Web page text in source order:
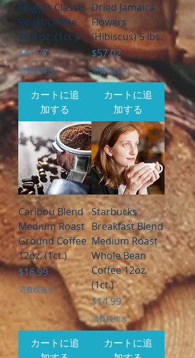
Folgers Classic
Roast Coffee
40.3 oz. (1ct )
価格
$41.77
消費税抜き
カートに追
加する
Dried Jamaica
Flowers
(Hibiscus) 5 lbs.
価格
$57.02
消費税抜き
カートに追
加する
Caribou Blend
Medium Roast
Ground Coffee
12oz. (1ct.)
価格
$16.99
消費税抜き
カートに追
Starbucks
Breakfast Blend
Medium Roast
Whole Bean
Coffee 12oz.
(1ct.)
価格
$14.99
消費税抜き
カートに追